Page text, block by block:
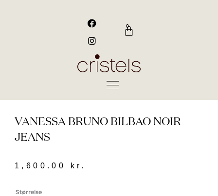
F
a
c
e
b
o
I
n
s
t
a
g
0
Kurv
VANESSA BRUNO BILBAO NOIR
JEANS
1,600.00 kr.
Størrelse